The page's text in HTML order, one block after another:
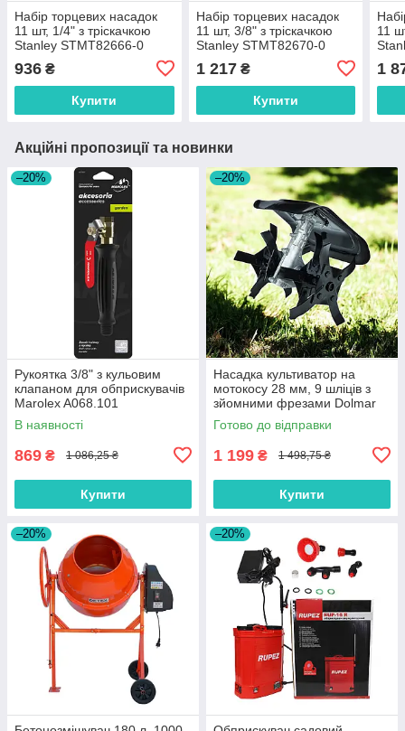
Набір торцевих насадок
11 шт, 1/4" з тріскачкою
Stanley STMT82666-0
936 ₴
Купити
Набір торцевих насадок
11 шт, 3/8" з тріскачкою
Stanley STMT82670-0
1 217₴
Купити
11
1
Акційні пропозиції та новинки
–20%
Рукоятка 3/8" з кульовим
клапаном для обприскувачів
Marolex A068.101
В наявності
869 ₴ 1 086,25 ₴
Купити
–20%
Насадка культиватор на
мотокосу 28 мм, 9 шліців з
зйомними фрезами Dolmar
9T28
Готово до відправки
1 199 ₴ 1 498,75 ₴
Купити
–20% –20%